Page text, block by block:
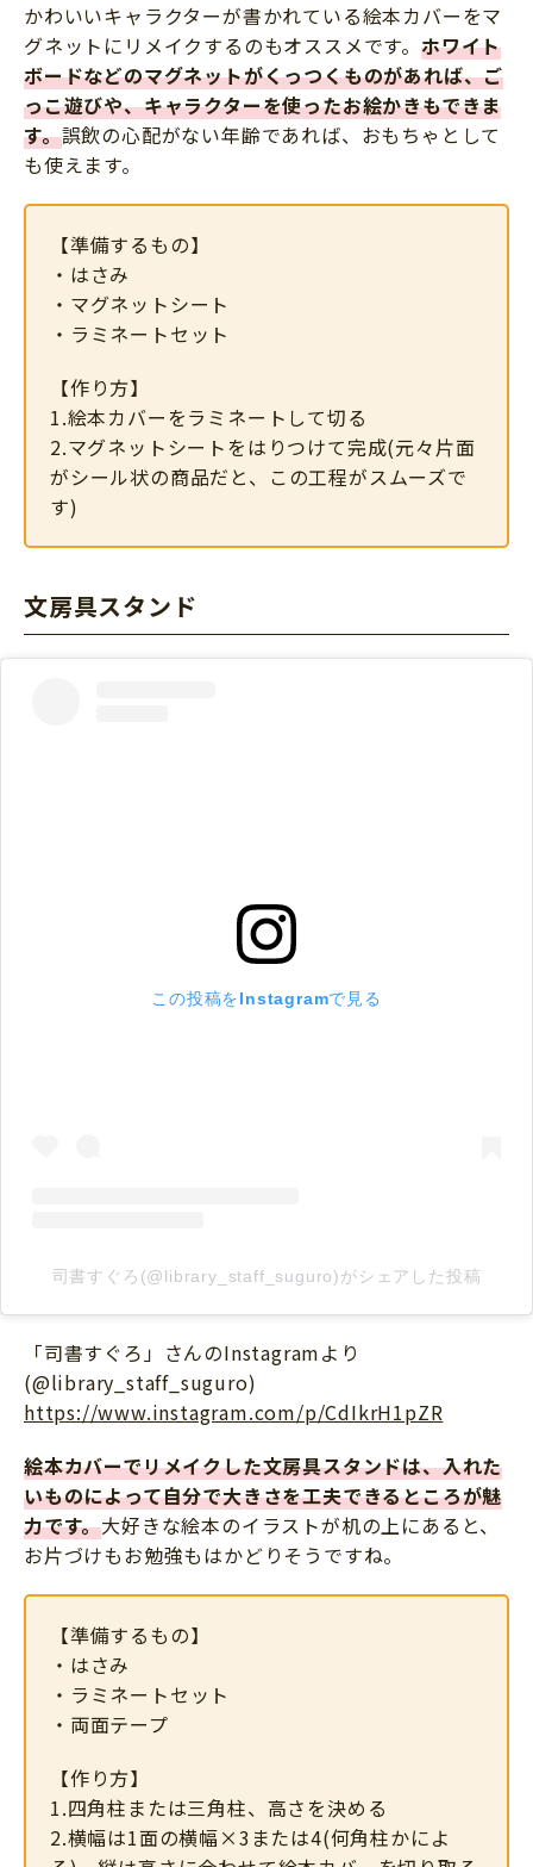
かわいいキャラクターが書かれている絵本カバーをマ
グネットにリメイクするのもオススメです。 ホワイト
ボードなどのマグネットがくっつくものがあれば、ご
っこ遊びや、キャラクターを使ったお絵かきもできま
す。誤飲の心配がない年齢であれば、おもちゃとして
も使えます。
【準備するもの】
・はさみ
・マグネットシート
・ラミネートセット
【作り方】
1.絵本カバーをラミネートして切る
2.マグネットシートをはりつけて完成(元々片面
がシール状の商品だと、この工程がスムーズで
す)
文房具スタンド
この投稿をInstagramで見る
司書すぐろ(@library_staff_suguro)がシェアした投稿
「司書すぐろ」さんのInstagramより
(@library_staff_suguro)
https://www.instagram.com/p/CdIkrH1pZR
絵本カバーでリメイクした文房具スタンドは、入れた
いものによって自分で大きさを工夫できるところが魅
力です。大好きな絵本のイラストが机の上にあると、
お片づけもお勉強もはかどりそうですね。
【準備するもの】
・はさみ
・ラミネートセット
・両面テープ
【作り方】
1.四角柱または三角柱、高さを決める
2.横幅は1面の横幅×3または4(何角柱かによ